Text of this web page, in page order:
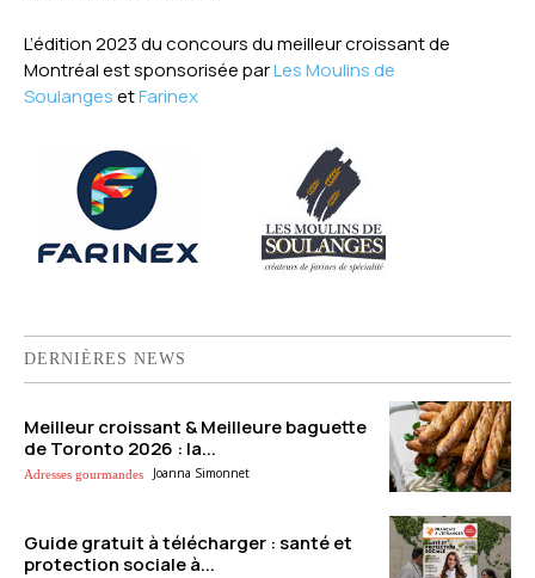
L’édition 2023 du concours du meilleur croissant de
Montréal est sponsorisée parLes Moulins de
SoulangesetFarinex
DERNIÈRES NEWS
Meilleur croissant & Meilleure baguette
de Toronto 2026 : la...
Adresses gourmandes Joanna Simonnet
Guide gratuit à télécharger : santé et
protection sociale à...